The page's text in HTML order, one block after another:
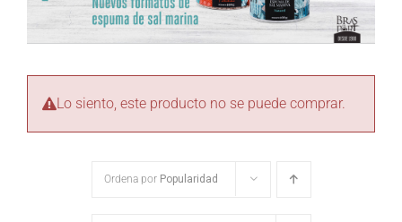
Lo siento, este producto no se puede comprar.
Ordena por Popularidad